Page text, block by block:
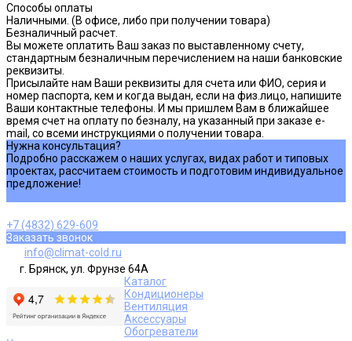
Способы оплаты
Наличными. (В офисе, либо при получении товара)
Безналичный расчет.
Вы можете оплатить Ваш заказ по выставленному счету,
стандартным безналичным перечислением на наши банковские
реквизиты.
Присылайте нам Ваши реквизиты для счета или ФИО, серия и
номер паспорта, кем и когда выдан, если на физ.лицо, напишите
Ваши контактные телефоны. И мы пришлем Вам в ближайшее
время счет на оплату по безналу, на указанный при заказе e-
mail, со всеми инструкциями о получении товара.
Нужна консультация?
Подробно расскажем о наших услугах, видах работ и типовых
проектах, рассчитаем стоимость и подготовим индивидуальное
предложение!
+7 (4832) 629-609
Заказать звонок
info@climat-cold.ru
г. Брянск, ул. Фрунзе 64А
Каталог
Кондиционеры
Вентиляция
Аксессуары
Обогреватели